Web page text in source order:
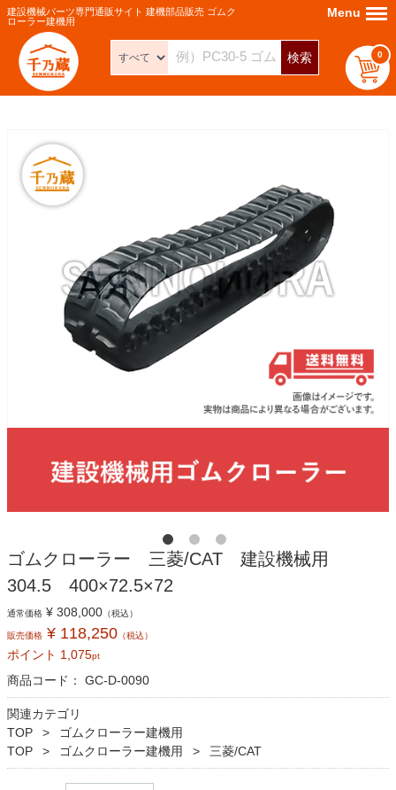
建設機械パーツ専門通販サイト 建機部品販売 ゴムク
ローラー建機用
検索 0
Menu Menu
ゴムクローラー 三菱/CAT 建設機械用
304.5 400×72.5×72
通常価格 ¥ 308,000 （税込）
販売価格 ¥ 118,250 （税込）
ポイント 1,075pt
商品コード： GC-D-0090
関連カテゴリ
TOP
ゴムクローラー建機用
TOP
ゴムクローラー建機用 三菱/CAT